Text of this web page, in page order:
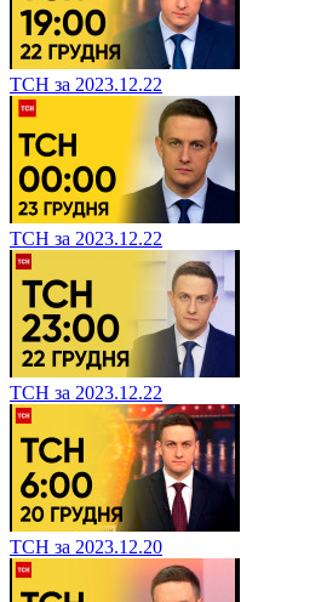
ТСН за 2023.12.22
ТСН за 2023.12.22
ТСН за 2023.12.22
ТСН за 2023.12.20